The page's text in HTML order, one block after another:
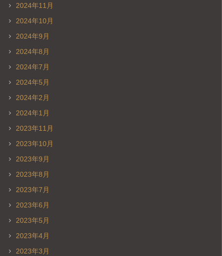
2024年11月
2024年10月
2024年9月
2024年8月
2024年7月
2024年5月
2024年2月
2024年1月
2023年11月
2023年10月
2023年9月
2023年8月
2023年7月
2023年6月
2023年5月
2023年4月
2023年3月